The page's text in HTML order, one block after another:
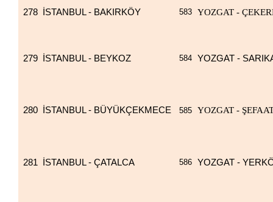
278 İSTANBUL - BAKIRKÖY 583 YOZGAT -
279 İSTANBUL - BEYKOZ 584 YOZGAT -
280 İSTANBUL - BÜYÜKÇEKMECE 585 YOZGAT -
281 İSTANBUL - ÇATALCA 586 YOZGAT -